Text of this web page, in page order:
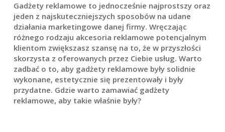
Gadżety reklamowe to jednocześnie najprostszy oraz
jeden z najskuteczniejszych sposobów na udane
działania marketingowe danej firmy. Wręczając
różnego rodzaju akcesoria reklamowe potencjalnym
klientom zwiększasz szansę na to, że w przyszłości
skorzysta z oferowanych przez Ciebie usług. Warto
zadbać o to, aby gadżety reklamowe były solidnie
wykonane, estetycznie się prezentowały i były
przydatne. Gdzie warto zamawiać gadżety
reklamowe, aby takie właśnie były?